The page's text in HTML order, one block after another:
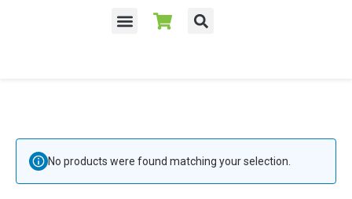
No products were found matching your selection.